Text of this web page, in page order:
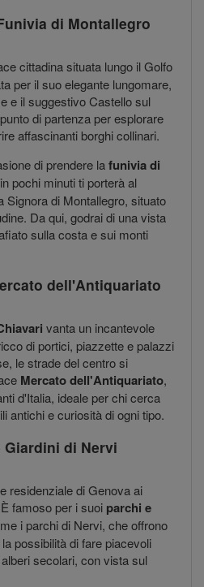
di Montallegro
cittadina situata lungo il Golfo
per il suo elegante lungomare,
e il suggestivo Castello sul
di partenza per esplorare
affascinanti borghi collinari.
di prendere lafunivia di
pochi minuti ti porterà al
Signora di Montallegro, situato
Da qui, godrai di una vista
sulla costa e sui monti
dell'Antiquariato
vanta un incantevole
di portici, piazzette e palazzi
le strade del centro si
Mercato dell'Antiquariato,
d'Italia, ideale per chi cerca
antichi e curiosità di ogni tipo.
Giardini di Nervi
residenziale di Genova ai
famoso per i suoi parchi e
i parchi di Nervi, che offrono
possibilità di fare piacevoli
secolari, con vista sul